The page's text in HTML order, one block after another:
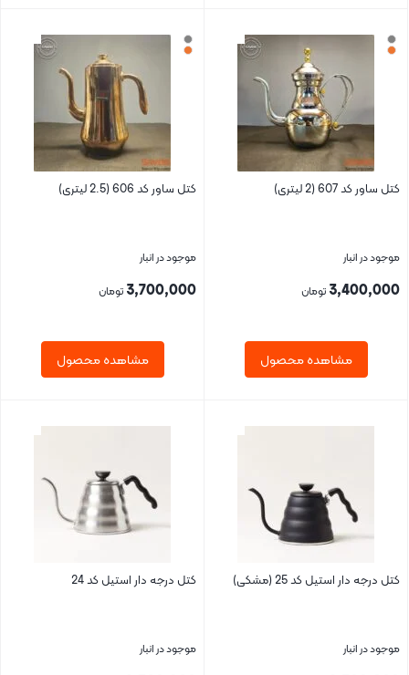
کتل ساور کد 607 (2 لیتری)
موجود در انبار
3,400,000 تومان
مشاهده محصول
کتل ساور کد 606 (2.5 لیتری)
موجود در انبار
3,700,000 تومان
مشاهده محصول
کتل درجه دار استیل کد 25 (مشکی)
موجود در انبار
کتل درجه دار استیل کد 24
موجود در انبار